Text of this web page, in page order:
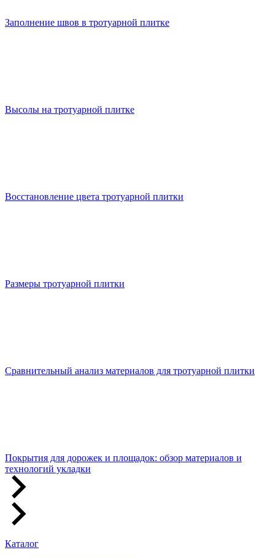
Заполнение швов в тротуарной плитке
Высолы на тротуарной плитке
Восстановление цвета тротуарной плитки
Размеры тротуарной плитки
Сравнительный анализ материалов для тротуарной плитки
Покрытия для дорожек и площадок: обзор материалов и
технологий укладки
Каталог